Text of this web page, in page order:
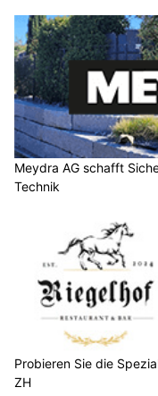
Meydra AG schafft
Technik
Probieren Sie die
ZH